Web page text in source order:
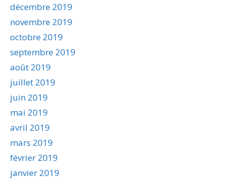
décembre 2019
novembre 2019
octobre 2019
septembre 2019
août 2019
juillet 2019
juin 2019
mai 2019
avril 2019
mars 2019
février 2019
janvier 2019